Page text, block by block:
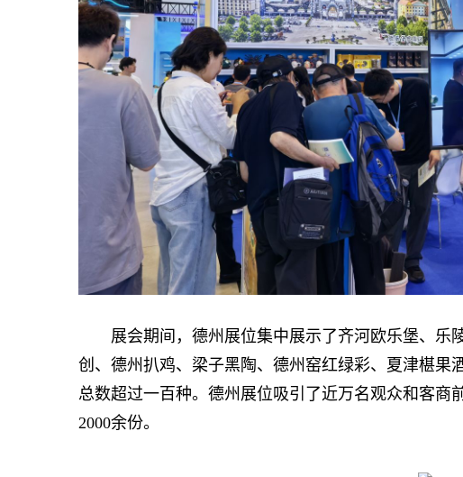
展会期间，德州展位集中展示了齐河欧乐堡、乐
创、德州扒鸡、梁子黑陶、德州窑红绿彩、夏津椹果
总数超过一百种。德州展位吸引了近万名观众和客商
2000余份。